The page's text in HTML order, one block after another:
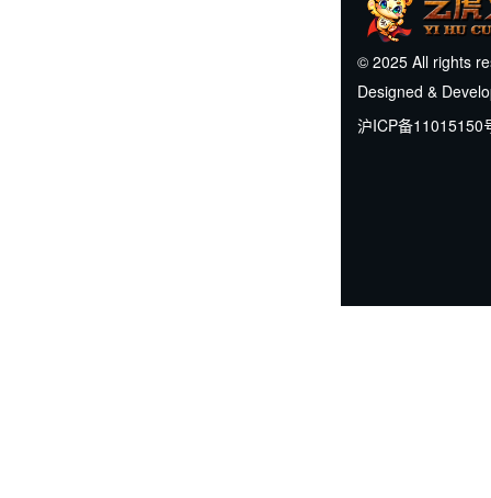
© 2025 All rights
Designed &
沪ICP备11015150